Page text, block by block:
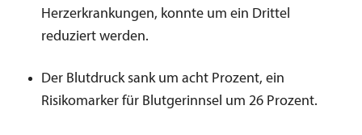
Herzerkrankungen, konnte um ein Drittel
reduziert werden.
Der Blutdruck sank um acht Prozent, ein
Risikomarker für Blutgerinnsel um 26 Prozent.